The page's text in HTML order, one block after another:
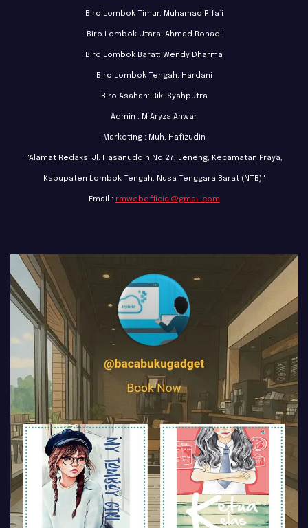
Biro Lombok Timur: Muhamad Rifa’i
Biro Lombok Utara: Ahmad Rohadi
Biro Lombok Barat: Wendy Dharma
Biro Lombok Tengah: Hardani
Biro Asahan: Riki Syahputra
Admin : M Aryza Anwar
Marketing : Muh. Hafizudin
"Alamat Redaksi:Jl. Hasanuddin No.27, Leneng, Kecamatan Praya,
Kabupaten Lombok Tengah, Nusa Tenggara Barat (NTB)"
Email : rmwebofficial@gmail.com